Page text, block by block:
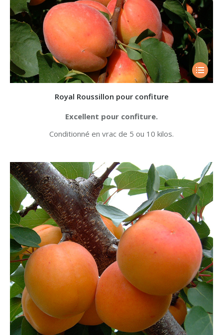
Royal Roussillon pour confiture
Excellent pour confiture.
Conditionné en vrac de 5 ou 10 kilos.